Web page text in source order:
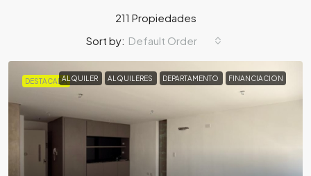
211 Propiedades
Sort by: Default Order
DESTACADAALQUILER ALQUILERES DEPARTAMENTO FINANCIACION